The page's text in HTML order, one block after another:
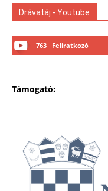
Drávatáj - Youtube
763 Feliratkozó
Támogató: